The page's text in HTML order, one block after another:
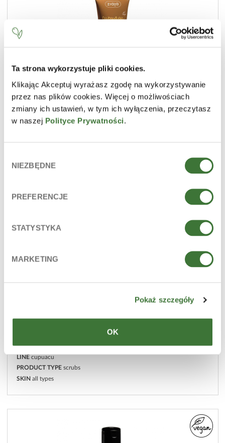
Ta strona wykorzystuje pliki cookies.
Klikając Akceptuj wyrażasz zgodę na wykorzystywanie
przez nas plików cookies. Więcej o możliwościach
zmiany ich ustawień, w tym ich wyłączenia, przeczytasz
w naszej Polityce Prywatności.
zgody
NIEZBĘDNE
PREFERENCJE
STATYSTYKA
MARKETING
Pokaż szczegóły
OK
bronzing day cream SPF 10
LINE cupuacu
PRODUCT TYPE
face creams
LINE cupuacu
PRODUCT TYPE scrubs
SKIN all types